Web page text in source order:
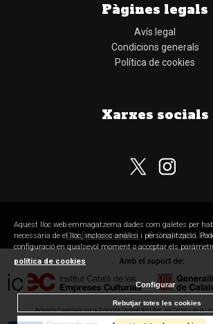
Pàgines legals
Avís legal
Condicions generals
Política de cookies
Xarxes socials
Configurar cookies © Copyright
Aquest lloc web emmagatzema dades com galetes per
necessària de el lloc, inclosos anàlisi i personalització.
configuració en qualsevol moment o acceptar els
política de cookies
Configurar
Rebutjar totes les cookies
Subscriu-te al nostre butlletí
He llegit, comprenc i accepto lapolítica de
SUBSCRIURE'M